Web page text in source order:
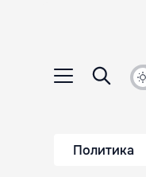
Политика